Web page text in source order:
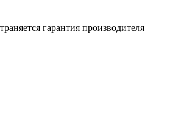
гарантия производителя